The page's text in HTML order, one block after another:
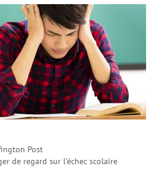
Post
de regard sur l’échec scolaire